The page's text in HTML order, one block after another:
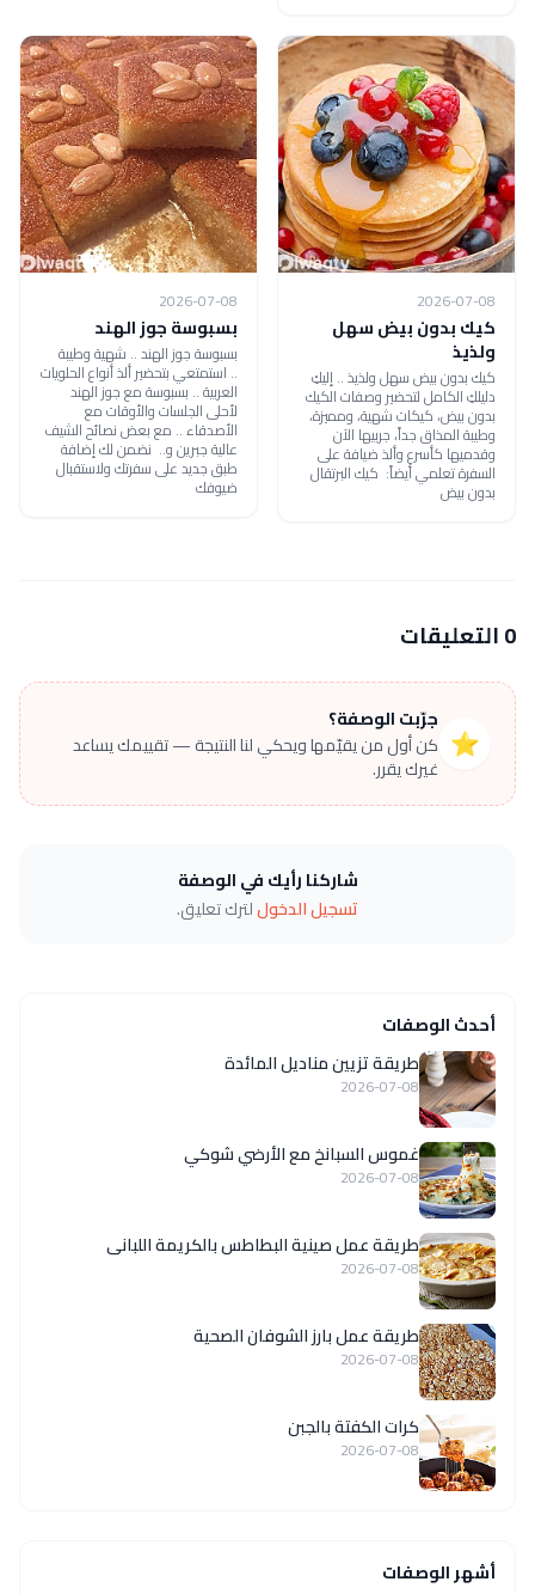
2026-07-08
كيك بدون بيض سهل
ولذيذ
كيك بدون بيض سهل ولذيذ .. إليكِ
دليلكِ الكامل لتحضير وصفات الكيك
بدون بيض، كيكات شهية، ومميزة،
وطيبة المذاق جداً، جربيها الآن
وقدميها كأسرع وألذ ضيافة على
السفرة تعلمي أيضاً: كيك البرتقال
بدون بيض
2026-07-08
بسبوسة جوز الهند
بسبوسة جوز الهند .. شهية وطيبة
.. استمتعي بتحضير ألذ أنواع الحلويات
العربية .. بسبوسة مع جوز الهند
لأحلى الجلسات والأوقات مع
الأصدقاء .. مع بعض نصائح الشيف
عالية جبرين و.. نضمن لك إضافة
طبق جديد على سفرتك ولاستقبال
ضيوفك
0 التعليقات
⭐
جرّبت الوصفة؟
كن أول من يقيّمها ويحكي لنا النتيجة — تقييمك يساعد
غيرك يقرر.
شاركنا رأيك في الوصفة
تسجيل الدخوللترك تعليق.
أحدث الوصفات
طريقة تزيين مناديل المائدة
2026-07-08
غموس السبانخ مع الأرضي شوكي
2026-07-08
طريقة عمل صينية البطاطس بالكريمة اللبانى
2026-07-08
طريقة عمل بارز الشوفان الصحية
2026-07-08
كرات الكفتة بالجبن
2026-07-08
أشهر الوصفات